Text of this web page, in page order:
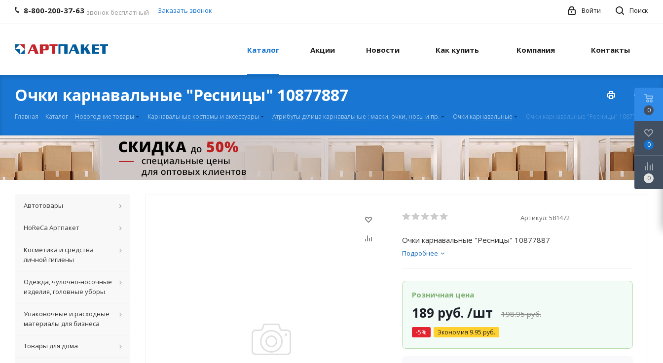
8-800-200-37-63 звонок бесплатный Заказать звонок Поиск
Войти
Каталог Акции Новости Как купить Компания Контакты
Очки карнавальные "Ресницы" 10877887
Главная - Каталог - Новогодние товары - Карнавальные костюмы и аксессуары - Атрибуты д/лица карнавальные : маски, очки, носы и пр. - Очки карнавальные - Очки карнавальные "Ресницы" 10877887
Артикул: 581472
Очки карнавальные "Ресницы" 10877887
Подробнее
Розничная цена
189 руб. /шт 198.95руб.
-5% Экономия 9.95 руб.
Автотовары
HoReCa Артпакет
Косметика и средства
личной гигиены
Одежда, чулочно-носочные
изделия, головные уборы
Упаковочные и расходные
материалы для бизнеса
Товары для дома
0
0
0